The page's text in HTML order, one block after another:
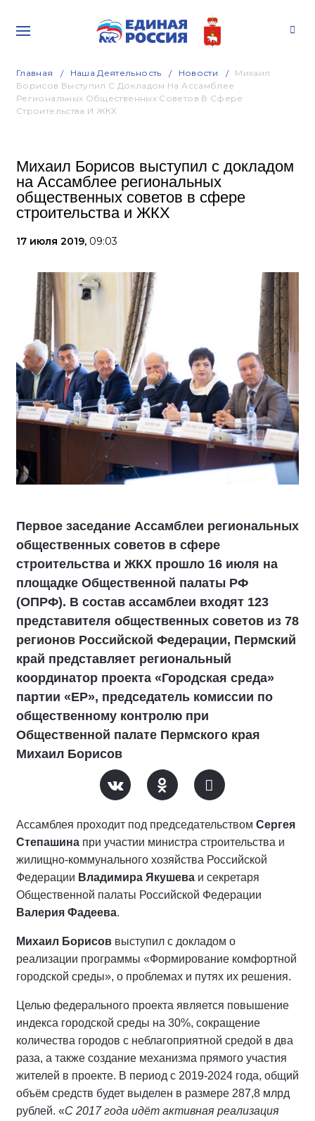
Главная Наша Деятельность Новости
Михаил
Борисов Выступил С Докладом На Ассамблее
Региональных Общественных Советов В Сфере
Строительства И ЖКХ
Михаил Борисов выступил с докладом
на Ассамблее региональных
общественных советов в сфере
строительства и ЖКХ
17 июля 2019, 09:03
Первое заседание Ассамблеи региональных
общественных советов в сфере
строительства и ЖКХ прошло 16 июля на
площадке Общественной палаты РФ
(ОПРФ). В состав ассамблеи входят 123
представителя общественных советов из 78
регионов Российской Федерации, Пермский
край представляет региональный
координатор проекта «Городская среда»
партии «ЕР», председатель комиссии по
общественному контролю при
Общественной палате Пермского края
Михаил Борисов
Ассамблея проходит под председательством Сергея
Степашина при участии министра строительства и
жилищно-коммунального хозяйства Российской
Федерации Владимира Якушева и секретаря
Общественной палаты Российской Федерации
Валерия Фадеева.
Михаил Борисов выступил с докладом о
реализации программы «Формирование комфортной
городской среды», о проблемах и путях их решения.
Целью федерального проекта является повышение
индекса городской среды на 30%, сокращение
количества городов с неблагоприятной средой в два
раза, а также создание механизма прямого участия
жителей в проекте. В период с 2019-2024 года, общий
объём средств будет выделен в размере 287,8 млрд
рублей. «С 2017 года идёт активная реализация